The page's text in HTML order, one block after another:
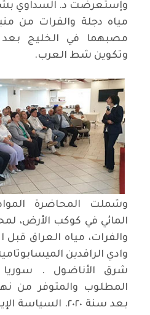
وإستعرضت د. السداوي
مياه دجلة والفرات من
مصبهما في الخليج بعد
وتكوين شط العرب.
وشملت المحاضرة
المائي في كوكب الأرض،
والفرات، مياه العراق قبل
وادي الرافدين
شرق الأناضول . سوريا
المطلوب والمتوفر من
بعد سنة ٢٠٢٠.